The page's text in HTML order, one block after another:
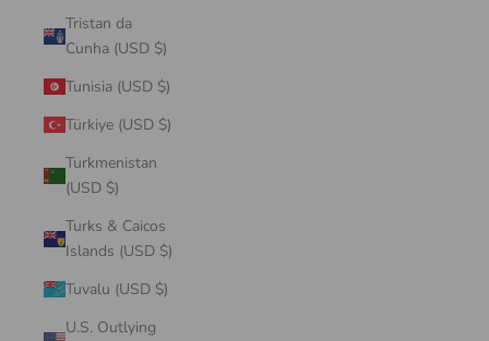
Tristan da
Cunha (USD $)
Tunisia (USD $)
Türkiye (USD $)
Turkmenistan
(USD $)
Turks & Caicos
Islands (USD $)
Tuvalu (USD $)
U.S. Outlying